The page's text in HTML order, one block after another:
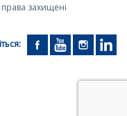
захищені